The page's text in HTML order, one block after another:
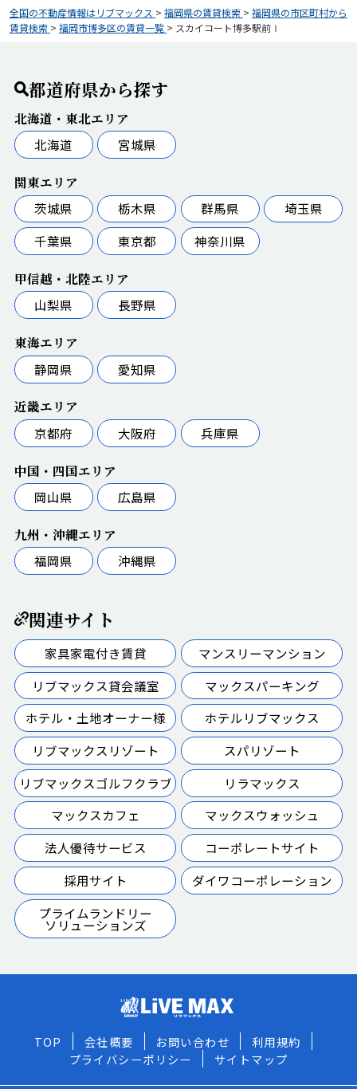
全国の不動産情報はリブマックス > 福岡県の賃貸検索 > 福岡県の市区町村から
賃貸検索 > 福岡市博多区の賃貸一覧 > スカイコート博多駅前Ⅰ
都道府県から探す
北海道・東北エリア
北海道
宮城県
関東エリア
茨城県
栃木県 群馬県
埼玉県
千葉県
東京都 神奈川県
甲信越・北陸エリア
山梨県
長野県
東海エリア
静岡県
愛知県
近畿エリア
京都府
大阪府 兵庫県
中国・四国エリア
岡山県
広島県
九州・沖縄エリア
福岡県
沖縄県
関連サイト
家具家電付き賃貸
マンスリーマンション
リブマックス貸会議室
マックスパーキング
ホテル・土地オーナー様
ホテルリブマックス
リブマックスリゾート
スパリゾート
リブマックスゴルフクラブ
リラマックス
マックスカフェ
マックスウォッシュ
法人優待サービス
コーポレートサイト
採用サイト
ダイワコーポレーション
プライムランドリー
ソリューションズ
TOP 会社概要 お問い合わせ
利用規約
プライバシーポリシー
サイトマップ